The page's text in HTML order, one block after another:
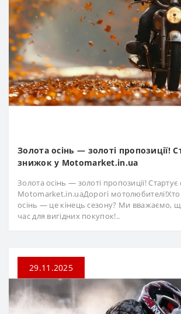
Золота осінь — золоті пропозиції!
знижок у Motomarket.in.ua
Золота осінь — золоті пропозиції!
Motomarket.in.uaДорогі
осінь — це кінець сезону? Ми вважаємо,
час для вигідних покупок!..
29.11.2025